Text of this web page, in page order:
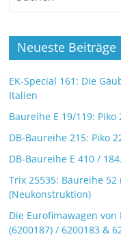
Neueste Beiträge
EK-Special 161: Die
Italien
Baureihe E 19/119: Piko
DB-Baureihe 215: Piko
DB-Baureihe E 410 /
Trix 25535: Baureihe
(Neukonstruktion)
Die Eurofimawagen von
(6200187) / 6200183 &